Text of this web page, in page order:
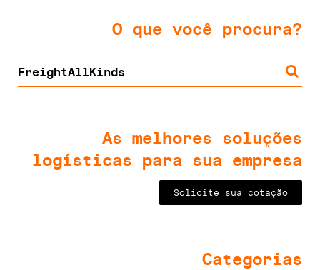
O que você procura?
As melhores soluções
logísticas para sua empresa
Solicite sua cotação
Categorias